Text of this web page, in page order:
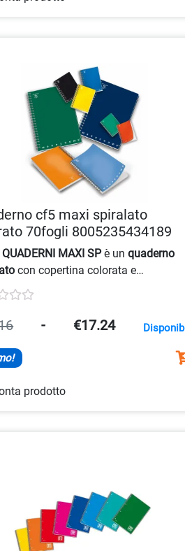
cf5 maxi spiralato
70fogli 8005235434189
QUADERNI MAXI SPè unquaderno
con copertina colorata e
ideale per uso
, disponibile in vari colori e con 70 fogli
mq.
- €17.24
prodotto